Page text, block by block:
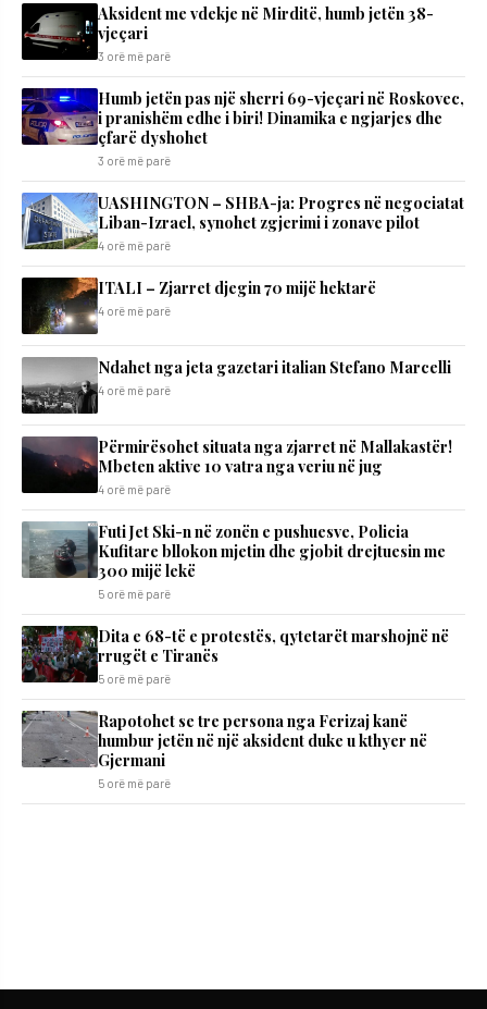
Aksident me vdekje në Mirditë, humb jetën 38-
vjeçari
3 orë më parë
Humb jetën pas një sherri 69-vjeçari në Roskovec,
i pranishëm edhe i biri! Dinamika e ngjarjes dhe
çfarë dyshohet
3 orë më parë
UASHINGTON – SHBA-ja: Progres në negociatat
Liban-Izrael, synohet zgjerimi i zonave pilot
4 orë më parë
ITALI – Zjarret djegin 70 mijë hektarë
4 orë më parë
Ndahet nga jeta gazetari italian Stefano Marcelli
4 orë më parë
Përmirësohet situata nga zjarret në Mallakastër!
Mbeten aktive 10 vatra nga veriu në jug
4 orë më parë
Futi Jet Ski-n në zonën e pushuesve, Policia
Kufitare bllokon mjetin dhe gjobit drejtuesin me
300 mijë lekë
5 orë më parë
Dita e 68-të e protestës, qytetarët marshojnë në
rrugët e Tiranës
5 orë më parë
Rapotohet se tre persona nga Ferizaj kanë
humbur jetën në një aksident duke u kthyer në
Gjermani
5 orë më parë